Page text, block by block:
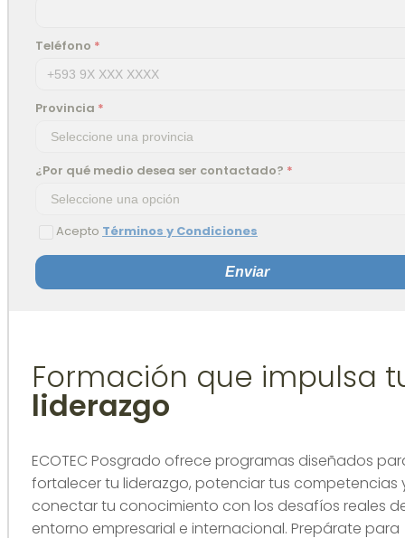
Teléfono *
Provincia *
¿Por qué medio desea ser contactado? *
Acepto Términos y Condiciones
Enviar
Formación que impulsa
liderazgo
ECOTEC Posgrado ofrece programas diseñados
fortalecer tu liderazgo, potenciar tus competencias
conectar tu conocimiento con los desafíos reales
entorno empresarial e internacional. Prepárate para